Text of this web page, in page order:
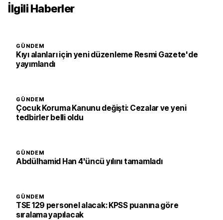
İlgili Haberler
GÜNDEM
Kıyı alanları için yeni düzenleme Resmi Gazete'de
yayımlandı
GÜNDEM
Çocuk Koruma Kanunu değişti: Cezalar ve yeni
tedbirler belli oldu
GÜNDEM
Abdülhamid Han 4'üncü yılını tamamladı
GÜNDEM
TSE 129 personel alacak: KPSS puanına göre
sıralama yapılacak